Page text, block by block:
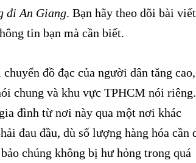
đi An Giang. Bạn hãy theo dõi bài viết
tin bạn mà cần biết.
đồ đạc của người dân tăng cao,
chung và khu vực TPHCM nói riêng.
đình từ nơi này qua một nơi khác
đau đầu, dù số lượng hàng hóa cần
chúng không bị hư hỏng trong quá